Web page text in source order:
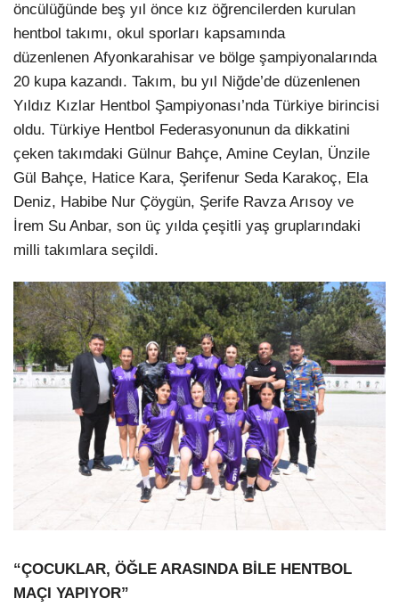
öncülüğünde beş yıl önce kız öğrencilerden kurulan
hentbol takımı, okul sporları kapsamında
düzenlenen Afyonkarahisar ve bölge şampiyonalarında
20 kupa kazandı. Takım, bu yıl Niğde’de düzenlenen
Yıldız Kızlar Hentbol Şampiyonası’nda Türkiye birincisi
oldu. Türkiye Hentbol Federasyonunun da dikkatini
çeken takımdaki Gülnur Bahçe, Amine Ceylan, Ünzile
Gül Bahçe, Hatice Kara, Şerifenur Seda Karakoç, Ela
Deniz, Habibe Nur Çöygün, Şerife Ravza Arısoy ve
İrem Su Anbar, son üç yılda çeşitli yaş gruplarındaki
milli takımlara seçildi.
“ÇOCUKLAR, ÖĞLE ARASINDA BİLE HENTBOL
MAÇI YAPIYOR”